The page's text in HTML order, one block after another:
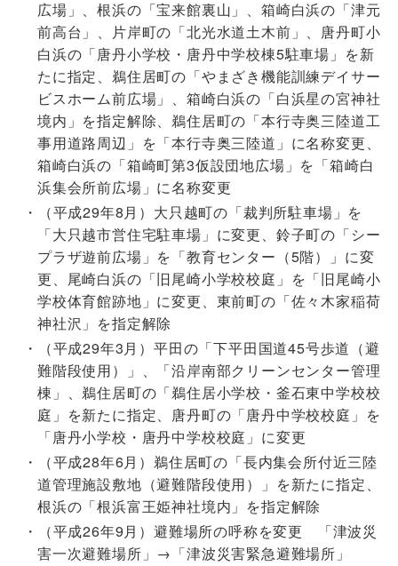
広場」、根浜の「宝来館裏山」、箱崎白浜の「津元
前高台」、片岸町の「北光水道土木前」、唐丹町小
白浜の「唐丹小学校・唐丹中学校棟5駐車場」を新
たに指定、鵜住居町の「やまざき機能訓練デイサー
ビスホーム前広場」、箱崎白浜の「白浜星の宮神社
境内」を指定解除、鵜住居町の「本行寺奥三陸道工
事用道路周辺」を「本行寺奥三陸道」に名称変更、
箱崎白浜の「箱崎町第3仮設団地広場」を「箱崎白
浜集会所前広場」に名称変更
（平成29年8月）大只越町の「裁判所駐車場」を
「大只越市営住宅駐車場」に変更、鈴子町の「シー
プラザ遊前広場」を「教育センター（5階）」に変
更、尾崎白浜の「旧尾崎小学校校庭」を「旧尾崎小
学校体育館跡地」に変更、東前町の「佐々木家稲荷
神社沢」を指定解除
（平成29年3月）平田の「下平田国道45号歩道（避
難階段使用）」、「沿岸南部クリーンセンター管理
棟」、鵜住居町の「鵜住居小学校・釜石東中学校校
庭」を新たに指定、唐丹町の「唐丹中学校校庭」を
「唐丹小学校・唐丹中学校校庭」に変更
（平成28年6月）鵜住居町の「長内集会所付近三陸
道管理施設敷地（避難階段使用）」を新たに指定、
根浜の「根浜富王姫神社境内」を指定解除
（平成26年9月）避難場所の呼称を変更 「津波災
害一次避難場所」→「津波災害緊急避難場所」